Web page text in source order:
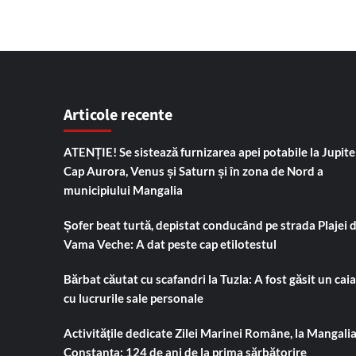
Articole recente
ATENȚIE! Se sistează furnizarea apei potabile la
Cap Aurora, Venus și Saturn și în zona de Nord a
municipiului Mangalia
Șofer beat turtă, depistat conducând pe strada Plajei
Vama Veche: A dat peste cap etilotestul
Bărbat căutat cu scafandri la Tuzla: A fost găsit un
cu lucrurile sale personale
Activitățile dedicate Zilei Marinei Române, la
Constanța: 124 de ani de la prima sărbătorire